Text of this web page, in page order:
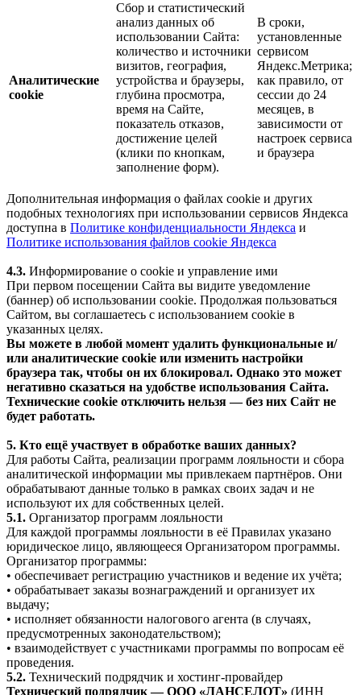
Аналитические
cookie
Сбор и статистический
анализ данных об
использовании Сайта:
количество и источники
визитов, география,
устройства и браузеры,
глубина просмотра,
время на Сайте,
показатель отказов,
достижение целей
(клики по кнопкам,
заполнение форм).
В сроки,
установленные
сервисом
Яндекс.Метрика;
как правило, от
сессии до 24
месяцев, в
зависимости от
настроек сервиса
и браузера
Дополнительная информация о файлах cookie и других
подобных технологиях при использовании сервисов Яндекса
доступна в Политике конфиденциальности Яндекса и
Политике использования файлов cookie Яндекса
4.3. Информирование о cookie и управление ими
При первом посещении Сайта вы видите уведомление
(баннер) об использовании cookie. Продолжая пользоваться
Сайтом, вы соглашаетесь с использованием cookie в
указанных целях.
Вы можете в любой момент удалить функциональные и/
или аналитические cookie или изменить настройки
браузера так, чтобы он их блокировал. Однако это может
негативно сказаться на удобстве использования Сайта.
Технические cookie отключить нельзя — без них Сайт не
будет работать.
5. Кто ещё участвует в обработке ваших данных?
Для работы Сайта, реализации программ лояльности и сбора
аналитической информации мы привлекаем партнёров. Они
обрабатывают данные только в рамках своих задач и не
используют их для собственных целей.
5.1. Организатор программ лояльности
Для каждой программы лояльности в её Правилах указано
юридическое лицо, являющееся Организатором программы.
Организатор программы:
• обеспечивает регистрацию участников и ведение их учёта;
• обрабатывает заказы вознаграждений и организует их
выдачу;
• исполняет обязанности налогового агента (в случаях,
предусмотренных законодательством);
• взаимодействует с участниками программы по вопросам её
проведения.
5.2. Технический подрядчик и хостинг-провайдер
Технический подрядчик — ООО «ЛАНСЕЛОТ» (ИНН